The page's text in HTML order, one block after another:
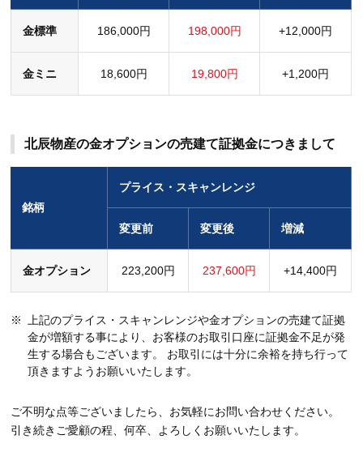
金標準 186,000円 198,000円 +12,000円
金ミニ 18,600円 19,800円 +1,200円
北辰物産の金オプションの売建て証拠金につきまして
銘柄
プライス・スキャンレンジ
変更前 変更後 増減
金オプション 223,200円 237,600円 +14,400円
上記のプライス・スキャンレンジや金オプションの売建て証拠
金が増額する事により、お客様のお取引口座に証拠金不足が発
生する場合もございます。 お取引には十分に余裕を持ち行って
頂きますようお願いいたします。
ご不明な点等ございましたら、お気軽にお問い合わせください。
引き続きご愛顧の程、何卒、よろしくお願いいたします。